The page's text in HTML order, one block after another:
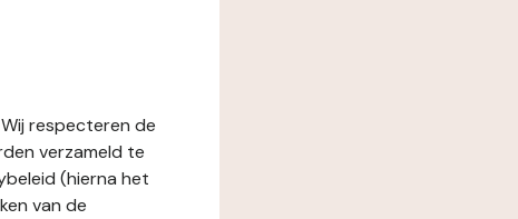
respecteren de
verzameld te
(hierna het
van de